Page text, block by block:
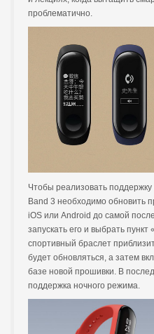
проблематично.
Чтобы реализовать
Band 3 необходимо обновить
iOS или Android до самой
запускать его и выбрать
спортивный браслет
будет обновляться, а затем
базе новой прошивки. В
поддержка ночного режима.